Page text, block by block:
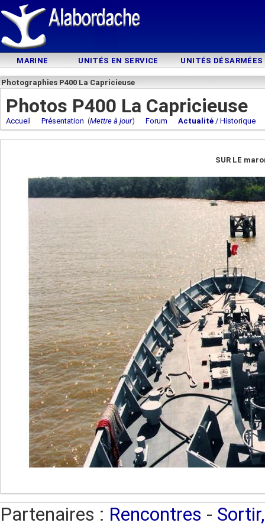
MARINE UNITÉS EN SERVICE UNITÉS DÉSARMÉES
Photographies P400 La Capricieuse
Photos P400 La Capricieuse
Accueil Présentation (Mettre à jour) Forum Actualité / Historique
SUR LE
Partenaires : Rencontres -